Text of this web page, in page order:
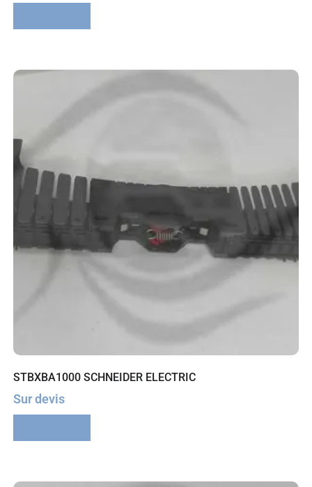
STBXBA1000 SCHNEIDER ELECTRIC
Sur devis